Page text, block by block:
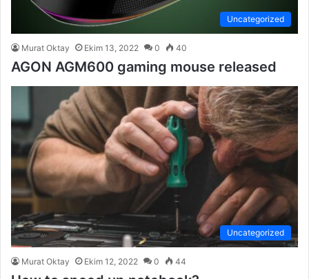
Uncategorized
Murat Oktay Ekim 13, 2022 0 40
AGON AGM600 gaming mouse released
Uncategorized
Murat Oktay Ekim 12, 2022 0 44